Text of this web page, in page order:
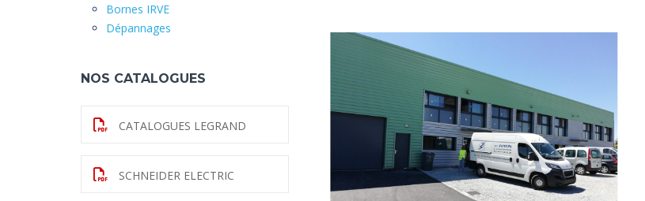
Bornes IRVE
Dépannages
NOS CATALOGUES
CATALOGUES LEGRAND
SCHNEIDER ELECTRIC